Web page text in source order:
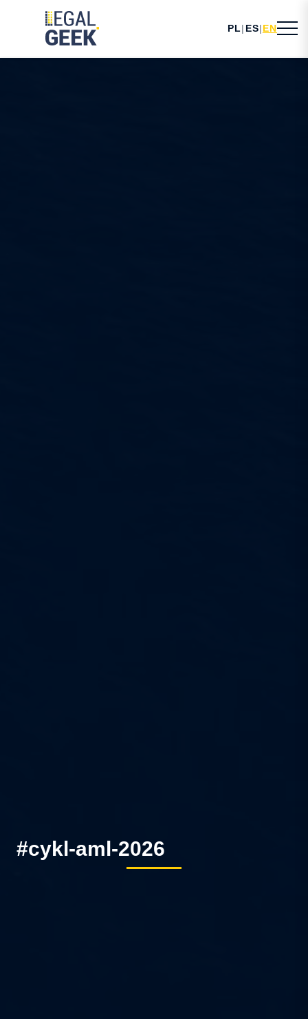
PL | ES| EN
#cykl-aml-2026